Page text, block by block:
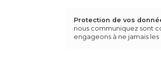
Protection de vos
nous communiquez sont
engageons à ne jamais les